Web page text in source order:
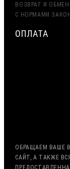
ВОЗВРАТ И
С НОРМАМИ
ОПЛАТА
ОБРАЩАЕМ ВАШЕ
САЙТ, А ТАКЖЕ